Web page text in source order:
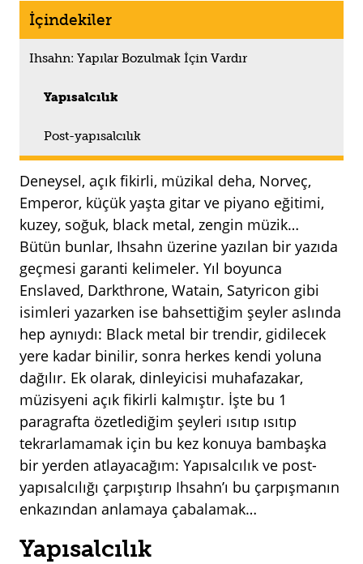
İçindekiler
Ihsahn: Yapılar Bozulmak İçin Vardır
Yapısalcılık
Post-yapısalcılık
Deneysel, açık fikirli, müzikal deha, Norveç,
Emperor, küçük yaşta gitar ve piyano eğitimi,
kuzey, soğuk, black metal, zengin müzik…
Bütün bunlar, Ihsahn üzerine yazılan bir yazıda
geçmesi garanti kelimeler. Yıl boyunca
Enslaved, Darkthrone, Watain, Satyricon gibi
isimleri yazarken ise bahsettiğim şeyler aslında
hep aynıydı: Black metal bir trendir, gidilecek
yere kadar binilir, sonra herkes kendi yoluna
dağılır. Ek olarak, dinleyicisi muhafazakar,
müzisyeni açık fikirli kalmıştır. İşte bu 1
paragrafta özetlediğim şeyleri ısıtıp ısıtıp
tekrarlamamak için bu kez konuya bambaşka
bir yerden atlayacağım: Yapısalcılık ve post-
yapısalcılığı çarpıştırıp Ihsahn’ı bu çarpışmanın
enkazından anlamaya çabalamak…
Yapısalcılık